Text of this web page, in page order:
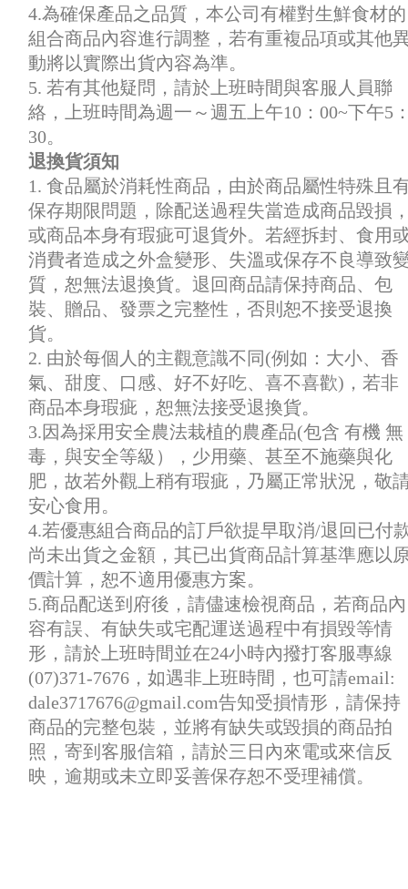
4.為確保產品之品質，本公司有權對生鮮食材的
組合商品內容進行調整，若有重複品項或其他
動將以實際出貨內容為準。
5. 若有其他疑問，請於上班時間與客服人員聯
絡，上班時間為週一～週五上午10：00~下午5
30。
退換貨須知
1. 食品屬於消耗性商品，由於商品屬性特殊且
保存期限問題，除配送過程失當造成商品毀損
或商品本身有瑕疵可退貨外。若經拆封、食用
消費者造成之外盒變形、失溫或保存不良導致
質，恕無法退換貨。退回商品請保持商品、包
裝、贈品、發票之完整性，否則恕不接受退換
貨。
2. 由於每個人的主觀意識不同(例如：大小、香
氣、甜度、口感、好不好吃、喜不喜歡)，若非
商品本身瑕疵，恕無法接受退換貨。
3.因為採用安全農法栽植的農產品(包含 有機 無
毒，與安全等級），少用藥、甚至不施藥與化
肥，故若外觀上稍有瑕疵，乃屬正常狀況，敬
安心食用。
4.若優惠組合商品的訂戶欲提早取消/退回已付
尚未出貨之金額，其已出貨商品計算基準應以
價計算，恕不適用優惠方案。
5.商品配送到府後，請儘速檢視商品，若商品內
容有誤、有缺失或宅配運送過程中有損毀等情
形，請於上班時間並在24小時內撥打客服專線
(07)371-7676，如遇非上班時間，也可請email:
dale3717676@gmail.com告知受損情形，請保持
商品的完整包裝，並將有缺失或毀損的商品拍
照，寄到客服信箱，請於三日內來電或來信反
映，逾期或未立即妥善保存恕不受理補償。